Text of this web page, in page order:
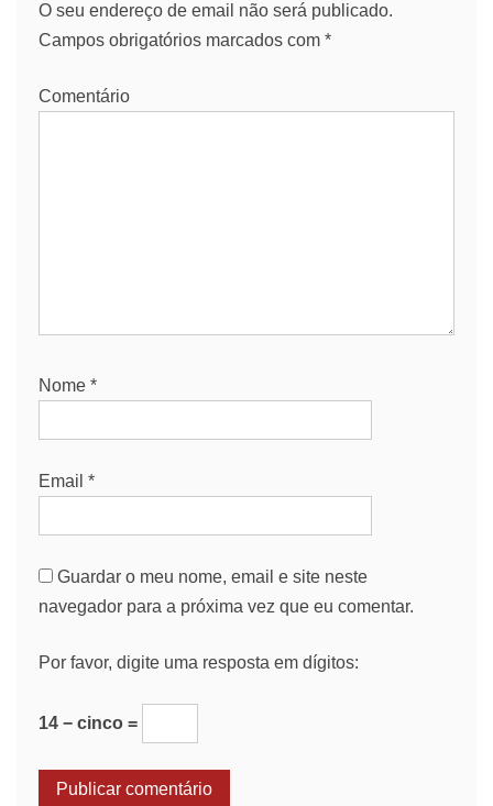
O seu endereço de email não será publicado.
Campos obrigatórios marcados com *
Comentário
Nome *
Email *
Guardar o meu nome, email e site neste
navegador para a próxima vez que eu comentar.
Por favor, digite uma resposta em dígitos:
14 − cinco =